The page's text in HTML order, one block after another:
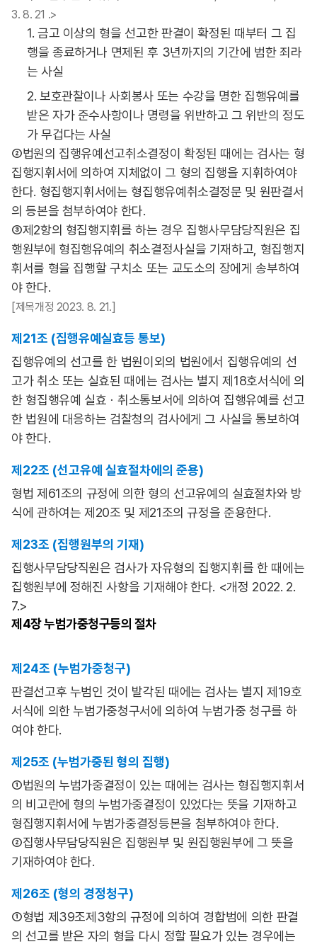
3. 8. 21 .>
1. 금고 이상의 형을 선고한 판결이 확정된 때부터 그 집
행을 종료하거나 면제된 후 3년까지의 기간에 범한 죄라
는 사실
2. 보호관찰이나 사회봉사 또는 수강을 명한 집행유예를
받은 자가 준수사항이나 명령을 위반하고 그 위반의 정도
가 무겁다는 사실
②법원의 집행유예선고취소결정이 확정된 때에는 검사는 형
집행지휘서에 의하여 지체없이 그 형의 집행을 지휘하여야
한다. 형집행지휘서에는 형집행유예취소결정문 및 원판결서
의 등본을 첨부하여야 한다.
③제2항의 형집행지휘를 하는 경우 집행사무담당직원은 집
행원부에 형집행유예의 취소결정사실을 기재하고, 형집행지
휘서를 형을 집행할 구치소 또는 교도소의 장에게 송부하여
야 한다.
[제목개정 2023. 8. 21.]
제21조 (집행유예실효등 통보)
집행유예의 선고를 한 법원이외의 법원에서 집행유예의 선
고가 취소 또는 실효된 때에는 검사는 별지 제18호서식에 의
한 형집행유예 실효ㆍ취소통보서에 의하여 집행유예를 선고
한 법원에 대응하는 검찰청의 검사에게 그 사실을 통보하여
야 한다.
제22조 (선고유예 실효절차에의 준용)
형법 제61조의 규정에 의한 형의 선고유예의 실효절차와 방
식에 관하여는 제20조 및 제21조의 규정을 준용한다.
제23조 (집행원부의 기재)
집행사무담당직원은 검사가 자유형의 집행지휘를 한 때에는
집행원부에 정해진 사항을 기재해야 한다. <개정 2022. 2.
7.>
제4장누범가중청구등의 절차
제24조 (누범가중청구)
판결선고후 누범인 것이 발각된 때에는 검사는 별지 제19호
서식에 의한 누범가중청구서에 의하여 누범가중 청구를 하
여야 한다.
제25조 (누범가중된 형의 집행)
①법원의 누범가중결정이 있는 때에는 검사는 형집행지휘서
의 비고란에 형의 누범가중결정이 있었다는 뜻을 기재하고
형집행지휘서에 누범가중결정등본을 첨부하여야 한다.
②집행사무담당직원은 집행원부 및 원집행원부에 그 뜻을
기재하여야 한다.
제26조 (형의 경정청구)
①형법 제39조제3항의 규정에 의하여 경합범에 의한 판결
의 선고를 받은 자의 형을 다시 정할 필요가 있는 경우에는